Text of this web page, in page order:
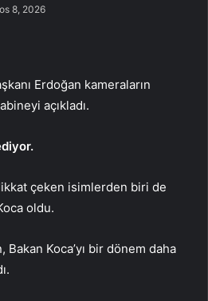
8, 2026
Erdoğan kameraların
açıkladı.
çeken isimlerden biri de
oldu.
Bakan Koca’yı bir dönem daha